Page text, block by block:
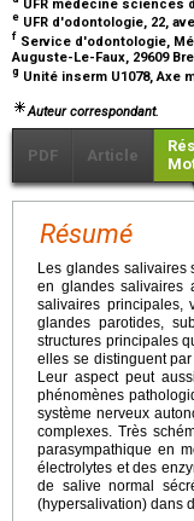
UFR médecine sciences
e UFR d'odontologie, 22,
f Service d'odontologie,
Auguste-Le-Faux, 29609
g Unité inserm U1078, Axe
Auteur correspondant.
PDF Article
Résumé
Les glandes salivaires
en glandes salivaires
salivaires principales,
glandes parotides,
structures principales
elles se distinguent
Leur aspect peut
phénomènes
système nerveux
complexes. Très
parasympathique en
électrolytes et des
de salive normal
(hypersalivation) dans